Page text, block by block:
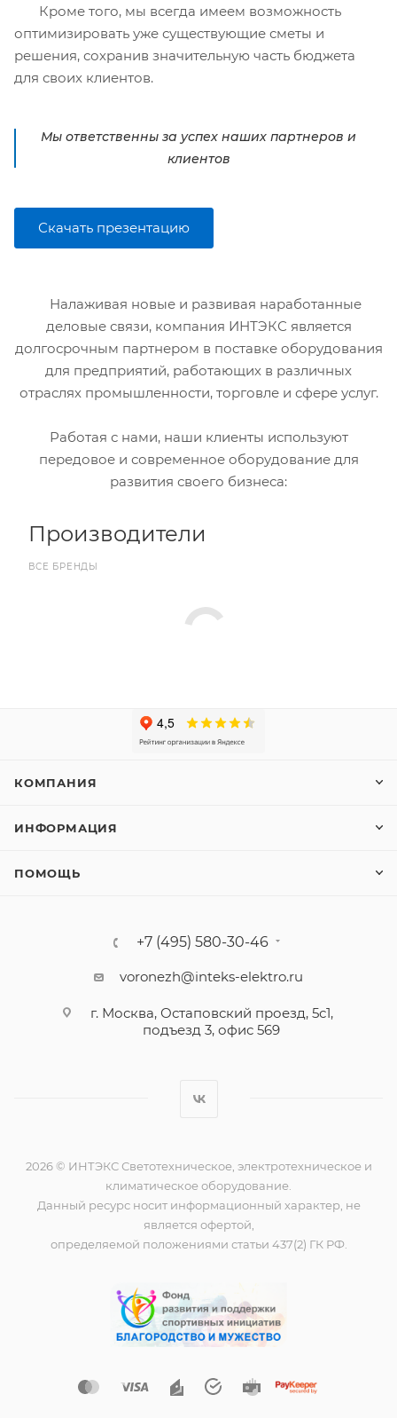
Кроме того, мы всегда имеем возможность
оптимизировать уже существующие сметы и
решения, сохранив значительную часть бюджета
для своих клиентов.
Мы ответственны за успех наших партнеров и
клиентов
Скачать презентацию
Налаживая новые и развивая наработанные
деловые связи, компания ИНТЭКС является
долгосрочным партнером в поставке оборудования
для предприятий, работающих в различных
отраслях промышленности, торговле и сфере услуг.
Работая с нами, наши клиенты используют
передовое и современное оборудование для
развития своего бизнеса:
Производители
ВСЕ БРЕНДЫ
КОМПАНИЯ
ИНФОРМАЦИЯ
ПОМОЩЬ
+7 (495) 580-30-46
voronezh@inteks-elektro.ru
г. Москва, Остаповский проезд, 5с1,
подъезд 3, офис 569
2026 © ИНТЭКС Светотехническое, электротехническое и
климатическое оборудование.
Данный ресурс носит информационный характер, не
является офертой,
определяемой положениями статьи 437(2) ГК РФ.